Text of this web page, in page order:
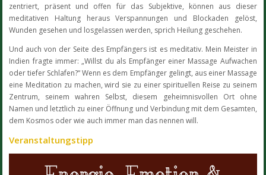
zentriert, präsent und offen für das Subjektive, können aus dieser
meditativen Haltung heraus Verspannungen und Blockaden gelöst,
Wunden gesehen und losgelassen werden, sprich Heilung geschehen.
Und auch von der Seite des Empfängers ist es meditativ. Mein Meister in
Indien fragte immer: „Willst du als Empfänger einer Massage Aufwachen
oder tiefer Schlafen?“ Wenn es dem Empfänger gelingt, aus einer Massage
eine Meditation zu machen, wird sie zu einer spirituellen Reise zu seinem
Zentrum, seinem wahren Selbst, diesem geheimnisvollen Ort ohne
Namen und letztlich zu einer Öffnung und Verbindung mit dem Gesamten,
dem Kosmos oder wie auch immer man das nennen will.
Veranstaltungstipp